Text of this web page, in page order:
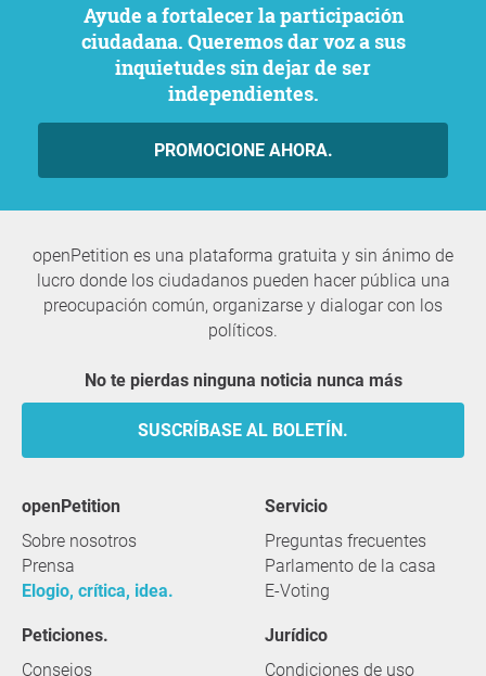
Ayude a fortalecer la participación
ciudadana. Queremos dar voz a sus
inquietudes sin dejar de ser
independientes.
PROMOCIONE AHORA.
openPetition es una plataforma gratuita y sin ánimo de
lucro donde los ciudadanos pueden hacer pública una
preocupación común, organizarse y dialogar con los
políticos.
No te pierdas ninguna noticia nunca más
SUSCRÍBASE AL BOLETÍN.
openPetition
Sobre nosotros
Prensa
Elogio, crítica, idea.
servicio
Preguntas frecuentes
Parlamento de la casa
E-Voting
Peticiones.
Consejos
Jurídico
Condiciones de uso